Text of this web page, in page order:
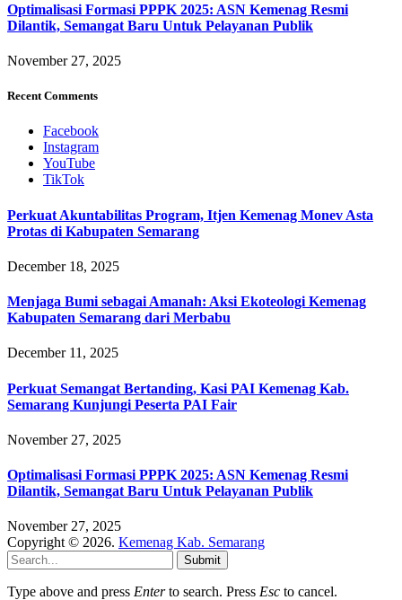
Optimalisasi Formasi PPPK 2025: ASN Kemenag Resmi
Dilantik, Semangat Baru Untuk Pelayanan Publik
November 27, 2025
Recent Comments
Facebook
Instagram
YouTube
TikTok
Perkuat Akuntabilitas Program, Itjen Kemenag Monev Asta
Protas di Kabupaten Semarang
December 18, 2025
Menjaga Bumi sebagai Amanah: Aksi Ekoteologi Kemenag
Kabupaten Semarang dari Merbabu
December 11, 2025
Perkuat Semangat Bertanding, Kasi PAI Kemenag Kab.
Semarang Kunjungi Peserta PAI Fair
November 27, 2025
Optimalisasi Formasi PPPK 2025: ASN Kemenag Resmi
Dilantik, Semangat Baru Untuk Pelayanan Publik
November 27, 2025
Copyright © 2026. Kemenag Kab. Semarang
Submit
Type above and press Enterto search. Press Esc to cancel.